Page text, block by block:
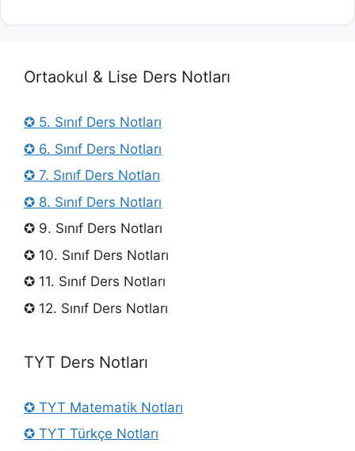
Ortaokul & Lise Ders Notları
✪ 5. Sınıf Ders Notları
✪ 6. Sınıf Ders Notları
✪ 7. Sınıf Ders Notları
✪ 8. Sınıf Ders Notları
✪ 9. Sınıf Ders Notları
✪ 10. Sınıf Ders Notları
✪ 11. Sınıf Ders Notları
✪ 12. Sınıf Ders Notları
TYT Ders Notları
✪ TYT Matematik Notları
✪ TYT Türkçe Notları